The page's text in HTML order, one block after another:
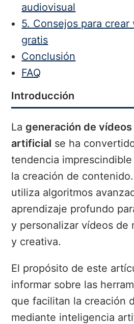
audiovisual
5. Consejos para crear
gratis
Conclusión
FAQ
Introducción
La generación de
artificial se ha
tendencia
la creación de
utiliza algoritmos
aprendizaje profundo
y personalizar vídeos de
y creativa.
El propósito de este
informar sobre las
que facilitan la creación
mediante inteligencia